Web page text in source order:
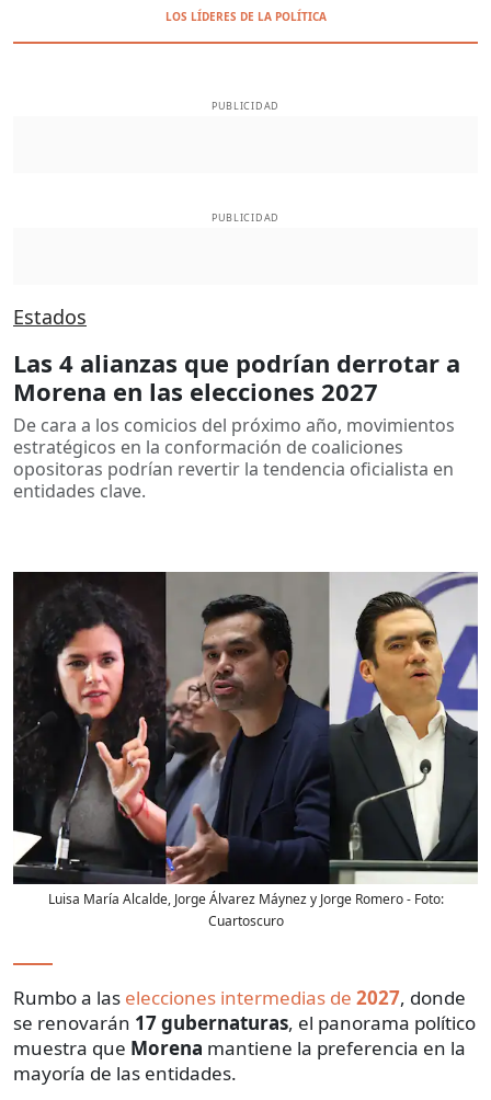
LOS LÍDERES DE LA POLÍTICA
PUBLICIDAD
PUBLICIDAD
Estados
Las 4 alianzas que podrían derrotar a
Morena en las elecciones 2027
De cara a los comicios del próximo año, movimientos
estratégicos en la conformación de coaliciones
opositoras podrían revertir la tendencia oficialista en
entidades clave.
Luisa María Alcalde, Jorge Álvarez Máynez y Jorge Romero- Foto:
Cuartoscuro
Rumbo a las elecciones intermedias de 2027, donde
se renovarán 17 gubernaturas, el panorama político
muestra que Morena mantiene la preferencia en la
mayoría de las entidades.